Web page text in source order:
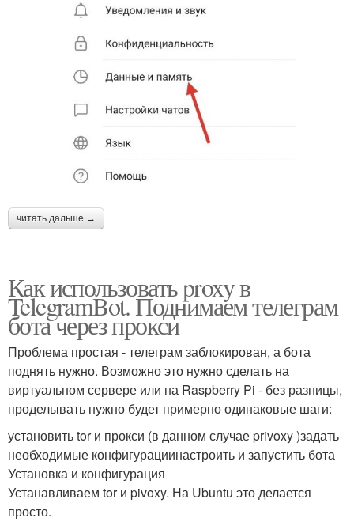
читать дальше →
Как использовать proxy в
TelegramBot. Поднимаем телеграм
бота через прокси
Проблема простая - телеграм заблокирован, а бота
поднять нужно. Возможно это нужно сделать на
виртуальном сервере или на Raspberry Pi - без разницы,
проделывать нужно будет примерно одинаковые шаги:
установить tor и прокси (в данном случае privoxy )задать
необходимые конфигурациинастроить и запустить бота
Установка и конфигурация
Устанавливаем tor и pivoxy. На Ubuntu это делается
просто.